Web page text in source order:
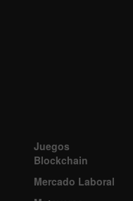
Juegos
Blockchain
Mercado Laboral